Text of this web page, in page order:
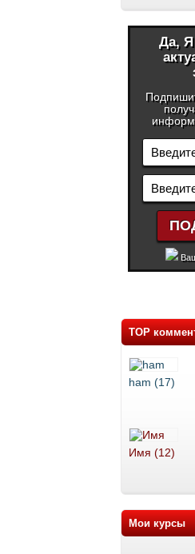
Да, Я
TOP
ham (17)
Имя (12)
Мои курсы